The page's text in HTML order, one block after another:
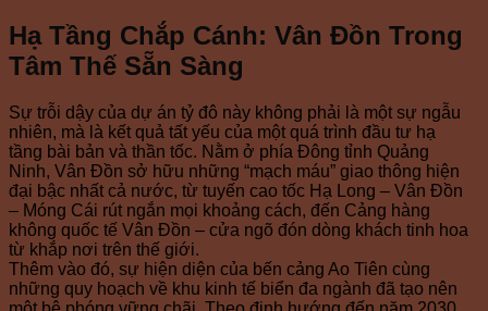
Hạ Tầng Chắp Cánh: Vân Đồn Trong
Tâm Thế Sẵn Sàng
Sự trỗi dậy của dự án tỷ đô này không phải là một sự ngẫu
nhiên, mà là kết quả tất yếu của một quá trình đầu tư hạ
tầng bài bản và thần tốc. Nằm ở phía Đông tỉnh Quảng
Ninh, Vân Đồn sở hữu những “mạch máu” giao thông hiện
đại bậc nhất cả nước, từ tuyến cao tốc Hạ Long – Vân Đồn
– Móng Cái rút ngắn mọi khoảng cách, đến Cảng hàng
không quốc tế Vân Đồn – cửa ngõ đón dòng khách tinh hoa
từ khắp nơi trên thế giới.
Thêm vào đó, sự hiện diện của bến cảng Ao Tiên cùng
những quy hoạch về khu kinh tế biển đa ngành đã tạo nên